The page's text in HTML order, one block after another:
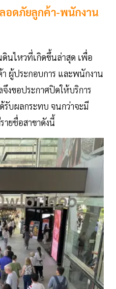
อดภัยลูกค้า-พนักงาน
นไหวที่เกิดขึ้นล่าสุด เพื่อ
ผู้ประกอบการ และพนักงาน
งขอประกาศปิดให้บริการ
รับผลกระทบ จนกว่าจะมี
ายชื่อสาขาดังนี้